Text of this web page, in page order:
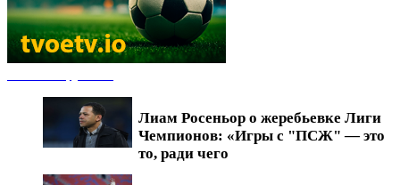
Лиам Росеньор о жеребьевке Лиги
Чемпионов: «Игры с "ПСЖ" — это
то, ради чего